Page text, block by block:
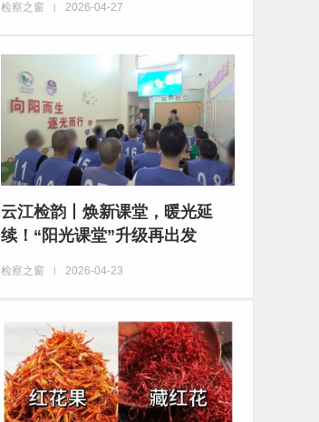
检察之窗 2026-04-27
云江检韵丨焕新课堂，暖光延
续！“阳光课堂”升级再出发
检察之窗 2026-04-23